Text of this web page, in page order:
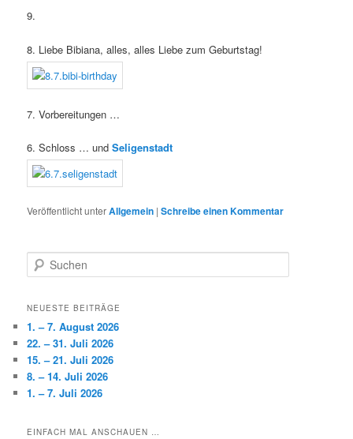
9.
8. Liebe Bibiana, alles, alles Liebe zum Geburtstag!
7. Vorbereitungen …
6. Schloss … undSeligenstadt
Veröffentlicht unterAllgemein |Schreibe einen Kommentar
u
h
n
NEUESTE BEITRÄGE
1. – 7. August 2026
22. – 31. Juli 2026
15. – 21. Juli 2026
8. – 14. Juli 2026
1. – 7. Juli 2026
EINFACH MAL ANSCHAUEN …